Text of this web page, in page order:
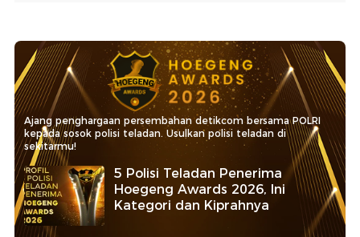
Ajang penghargaan persembahan detikcom bersama POLRI
kepada sosok polisi teladan. Usulkan polisi teladan di
sekitarmu!
5 Polisi Teladan Penerima
Hoegeng Awards 2026, Ini
Kategori dan Kiprahnya